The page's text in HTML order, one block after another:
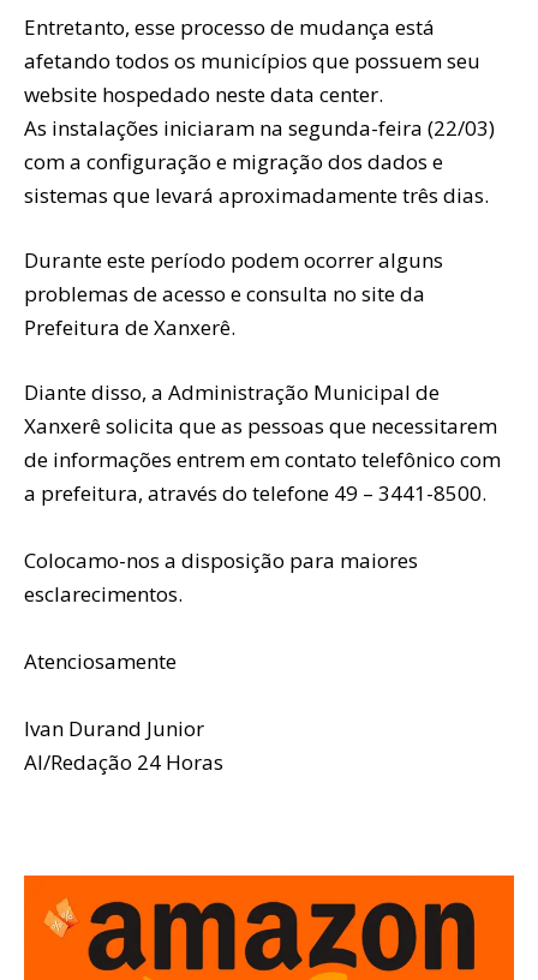
Entretanto, esse processo de mudança está
afetando todos os municípios que possuem seu
website hospedado neste data center.
As instalações iniciaram na segunda-feira (22/03)
com a configuração e migração dos dados e
sistemas que levará aproximadamente três dias.
Durante este período podem ocorrer alguns
problemas de acesso e consulta no site da
Prefeitura de Xanxerê.
Diante disso, a Administração Municipal de
Xanxerê solicita que as pessoas que necessitarem
de informações entrem em contato telefônico com
a prefeitura, através do telefone 49 – 3441-8500.
Colocamo-nos a disposição para maiores
esclarecimentos.
Atenciosamente
Ivan Durand Junior
AI/Redação 24 Horas